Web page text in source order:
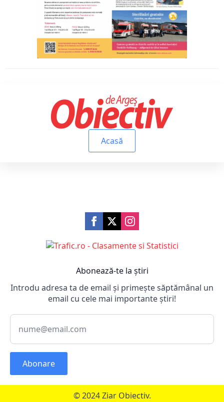
Acasă
Abonează-te la știri
Introdu adresa ta de email și primește săptămânal un
email cu cele mai importante știri!
Abonare
© 2024 Ziar Obiectiv.